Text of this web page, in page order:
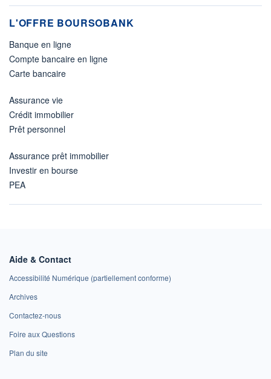
L'OFFRE BOURSOBANK
Banque en ligne
Compte bancaire en ligne
Carte bancaire
Assurance vie
Crédit immobilier
Prêt personnel
Assurance prêt immobilier
Investir en bourse
PEA
Aide & Contact
Accessibilité Numérique (partiellement conforme)
Archives
Contactez-nous
Foire aux Questions
Plan du site